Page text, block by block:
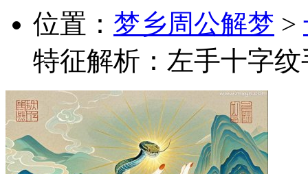
位置： 梦乡周公解梦 >
特征解析：左手十字